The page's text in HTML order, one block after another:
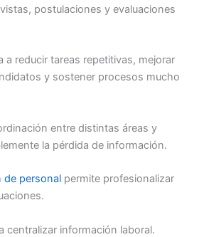
postulaciones y evaluaciones
a reducir tareas repetitivas, mejorar
y sostener procesos mucho
entre distintas áreas y
la pérdida de información.
de personal permite profesionalizar
centralizar información laboral.